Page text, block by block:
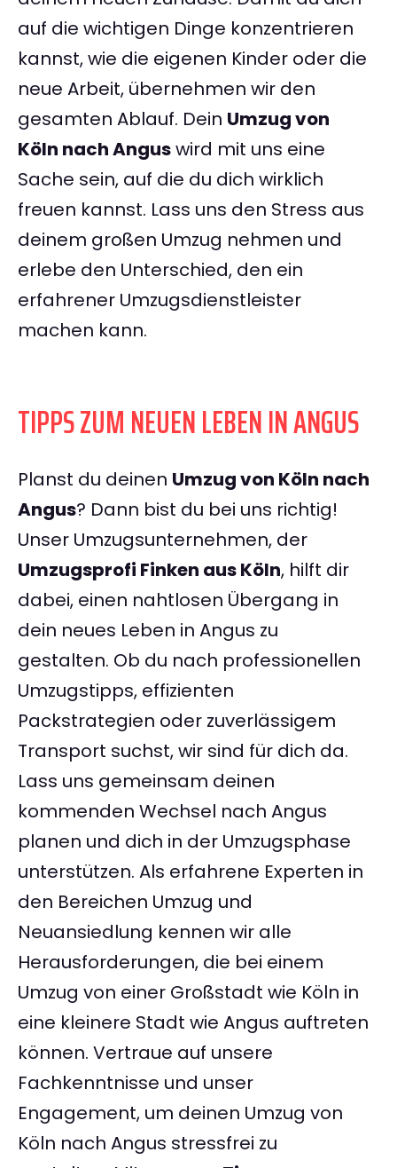
auf die wichtigen Dinge konzentrieren
kannst, wie die eigenen Kinder oder die
neue Arbeit, übernehmen wir den
gesamten Ablauf. Dein Umzug von
Köln nach Anguswird mit uns eine
Sache sein, auf die du dich wirklich
freuen kannst. Lass uns den Stress aus
deinem großen Umzug nehmen und
erlebe den Unterschied, den ein
erfahrener Umzugsdienstleister
machen kann.
TIPPS ZUM NEUEN LEBEN IN ANGUS
Planst du deinen Umzug von Köln nach
Angus? Dann bist du bei uns richtig!
Unser Umzugsunternehmen, der
Umzugsprofi Finken aus Köln, hilft dir
dabei, einen nahtlosen Übergang in
dein neues Leben in Angus zu
gestalten. Ob du nach professionellen
Umzugstipps, effizienten
Packstrategien oder zuverlässigem
Transport suchst, wir sind für dich da.
Lass uns gemeinsam deinen
kommenden Wechsel nach Angus
planen und dich in der Umzugsphase
unterstützen. Als erfahrene Experten in
den Bereichen Umzug und
Neuansiedlung kennen wir alle
Herausforderungen, die bei einem
Umzug von einer Großstadt wie Köln in
eine kleinere Stadt wie Angus auftreten
können. Vertraue auf unsere
Fachkenntnisse und unser
Engagement, um deinen Umzug von
Köln nach Angus stressfrei zu